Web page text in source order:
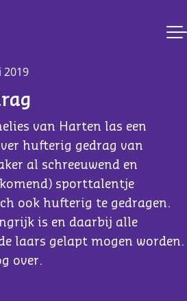
2019
van Harten las een
hufterig gedrag van
al schreeuwend en
sporttalentje
ook hufterig te gedragen.
is en daarbij alle
laars gelapt mogen worden.
over.